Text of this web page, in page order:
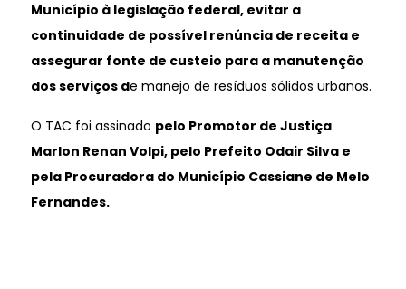
Município à legislação federal, evitar a
continuidade de possível renúncia de receita e
assegurar fonte de custeio para a manutenção
dos serviços de manejo de resíduos sólidos urbanos.
O TAC foi assinado pelo Promotor de Justiça
Marlon Renan Volpi, pelo Prefeito Odair Silva e
pela Procuradora do Município Cassiane de Melo
Fernandes.